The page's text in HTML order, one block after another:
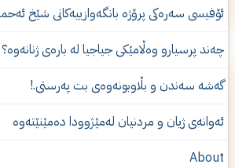
سەرەکی پرۆژە بانگەوازییەکانی شێخ
پرسیارو وەڵامێكی جیاجیا لە بارەی ژنانەوە؟ (1).
سەندن و بڵاوبونەوەى بت پەرستى.!
ژیان و مردنیان له‌مێژوودا ده‌مێنێته‌وه‌